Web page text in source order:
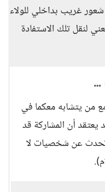
غريب بداخلي للولاء
لنقل تلك الاستفادة
من يتشابه معكما في
يعتقد أن المشاركة قد
عن شخصيات لا